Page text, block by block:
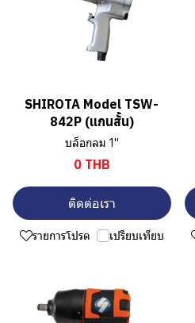
SHIROTA Model TSW-
842P (แกนสั้น)
บล็อกลม 1"
0 THB
ติดต่อเรา
รายการโปรด เปรียบเทียบ